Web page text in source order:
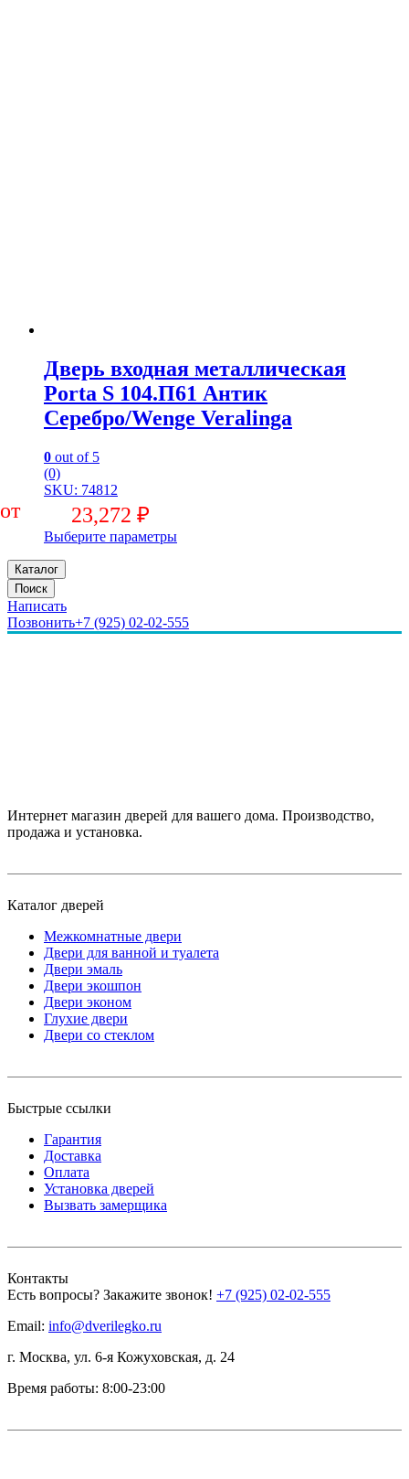
Дверь входная металлическая
Porta S 104.П61 Антик
Серебро/Wenge Veralinga
0 out of 5
(0)
SKU: 74812
23,272 ₽
Выберите параметры
Каталог
Поиск
Написать
Позвонить+7 (925) 02-02-555
Интернет магазин дверей для вашего дома. Производство,
продажа и установка.
Каталог дверей
Межкомнатные двери
Двери для ванной и туалета
Двери эмаль
Двери экошпон
Двери эконом
Глухие двери
Двери со стеклом
Быстрые ссылки
Гарантия
Доставка
Оплата
Установка дверей
Вызвать замерщика
Контакты
Есть вопросы? Закажите звонок! +7 (925) 02-02-555
Email: info@dverilegko.ru
г. Москва, ул. 6-я Кожуховская, д. 24
Время работы: 8:00-23:00